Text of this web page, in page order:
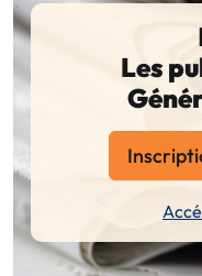
Les